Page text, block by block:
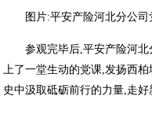
图片:平安产险河北分公司
参观完毕后,平安产险河北
上了一堂生动的党课,发扬西
史中汲取砥砺前行的力量,走好